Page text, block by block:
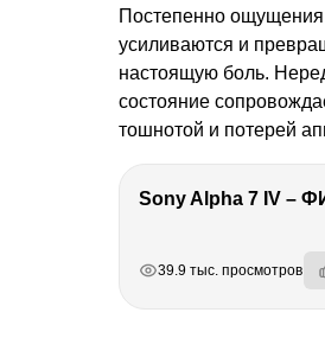
Постепенно ощущения
усиливаются и
настоящую боль.
состояние
тошнотой и потерей
39.9 тыс. просмотров